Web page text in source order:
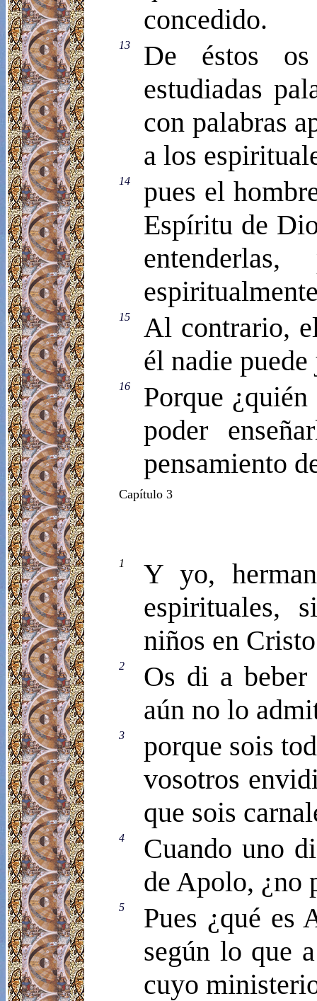
concedido.
13
De éstos
estudiadas
con palabras
a los
14
pues el
Espíritu de
15
Al contrario,
él nadie
16
Porque
poder
pensamiento
Capítulo 3
1
Y yo,
espirituales,
niños en
2
Os di a
aún no lo
3
porque sois
vosotros
que sois
4
Cuando uno
de Apolo, ¿no
5
Pues ¿qué es
según lo que
cuyo